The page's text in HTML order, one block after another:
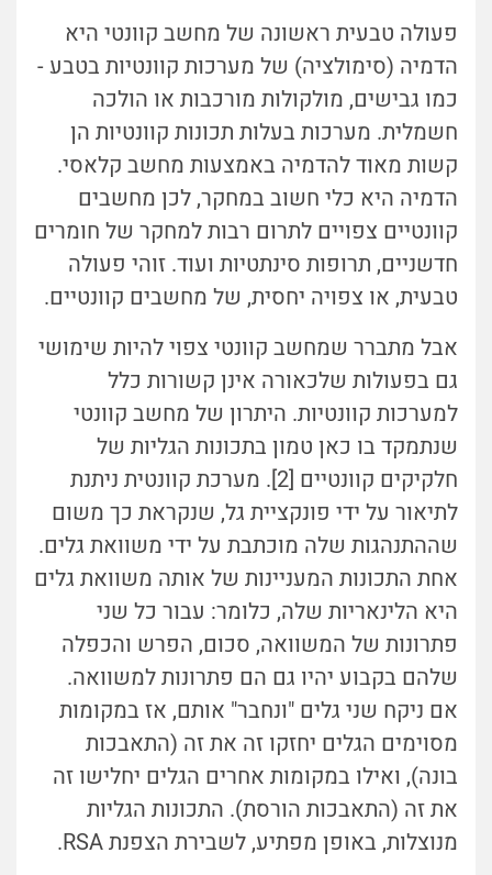
פעולה טבעית ראשונה של מחשב קוונטי היא
הדמיה (סימולציה) של מערכות קוונטיות בטבע -
כמו גבישים, מולקולות מורכבות או הולכה
חשמלית. מערכות בעלות תכונות קוונטיות הן
קשות מאוד להדמיה באמצעות מחשב קלאסי.
הדמיה היא כלי חשוב במחקר, לכן מחשבים
קוונטיים צפויים לתרום רבות למחקר של חומרים
חדשניים, תרופות סינתטיות ועוד. זוהי פעולה
טבעית, או צפויה יחסית, של מחשבים קוונטיים.
אבל מתברר שמחשב קוונטי צפוי להיות שימושי
גם בפעולות שלכאורה אינן קשורות כלל
למערכות קוונטיות. היתרון של מחשב קוונטי
שנתמקד בו כאן טמון בתכונות הגליות של
חלקיקים קוונטיים [2]. מערכת קוונטית ניתנת
לתיאור על ידי פונקציית גל, שנקראת כך משום
שההתנהגות שלה מוכתבת על ידי משוואת גלים.
אחת התכונות המעניינות של אותה משוואת גלים
היא הלינאריות שלה, כלומר: עבור כל שני
פתרונות של המשוואה, סכום, הפרש והכפלה
שלהם בקבוע יהיו גם הם פתרונות למשוואה.
אם ניקח שני גלים "ונחבר" אותם, אז במקומות
מסוימים הגלים יחזקו זה את זה (התאבכות
בונה), ואילו במקומות אחרים הגלים יחלישו זה
את זה (התאבכות הורסת). התכונות הגליות
מנוצלות, באופן מפתיע, לשבירת הצפנת RSA.